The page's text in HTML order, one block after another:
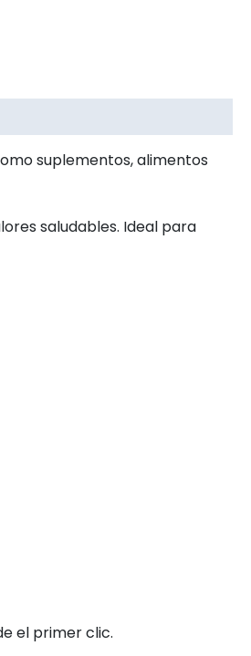
suplementos, alimentos
saludables. Ideal para
el primer clic.